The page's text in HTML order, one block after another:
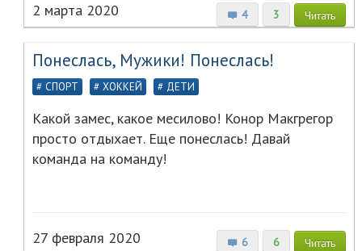
4 3 Читать
2 марта 2020
Понеслась, Мужики! Понеслась!
СПОРТ ХОККЕЙ ДЕТИ
Какой замес, какое месилово! Конор Макгрегор
просто отдыхает. Еще понеслась! Давай
команда на команду!
6 6 Читать
27 февраля 2020